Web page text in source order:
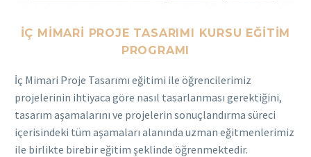
İÇ MIMARI PROJE TASARIMI KURSU EĞITIM
PROGRAMI
İç Mimari Proje Tasarımı eğitimi ile öğrencilerimiz
projelerinin ihtiyaca göre nasıl tasarlanması gerektiğini,
tasarım aşamalarını ve projelerin sonuçlandırma süreci
içerisindeki tüm aşamaları alanında uzman eğitmenlerimiz
ile birlikte birebir eğitim şeklinde öğrenmektedir.